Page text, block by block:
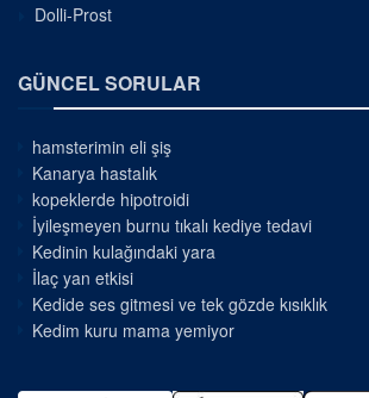
Dolli-Prost
GÜNCEL SORULAR
hamsterimin eli şiş
Kanarya hastalık
kopeklerde hipotroidi
İyileşmeyen burnu tıkalı kediye tedavi
Kedinin kulağındaki yara
İlaç yan etkisi
Kedide ses gitmesi ve tek gözde kısıklık
Kedim kuru mama yemiyor